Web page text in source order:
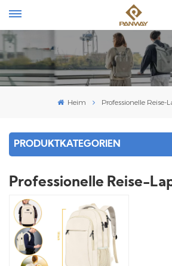
Heim Professionelle Reise-
PRODUKTKATEGORIEN
Professionelle Reise-